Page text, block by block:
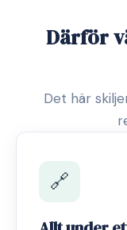
Därför
Det här
🔗